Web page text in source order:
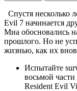
Спустя несколько
Evil 7 начинается
Миа обосновались
прошлого. Но не
жизнью, как их
Испытайте
восьмой
Resident Evil